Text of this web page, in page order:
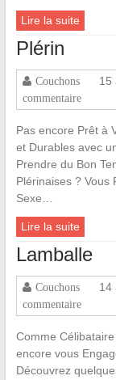
Lire la suite
Plérin
Couchons 15
commentaire
Pas encore Prêt à
et Durables avec
Prendre du Bon
Plérinaises ? Vous
Sexe…
Lire la suite
Lamballe
Couchons 14
commentaire
Comme
encore vous
Découvrez